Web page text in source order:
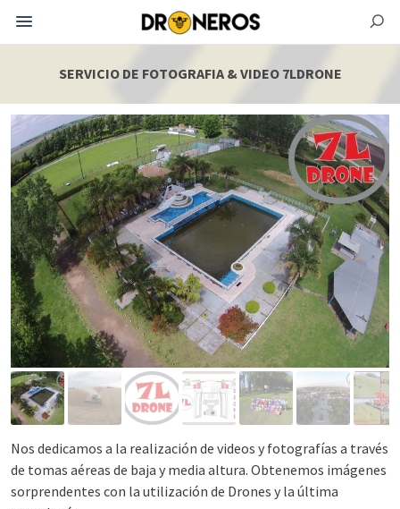
SERVICIO DE FOTOGRAFIA & VIDEO 7LDRONE
Nos dedicamos a la realización de videos y fotografías a través
de tomas aéreas de baja y media altura. Obtenemos imágenes
sorprendentes con la utilización de Drones y la última